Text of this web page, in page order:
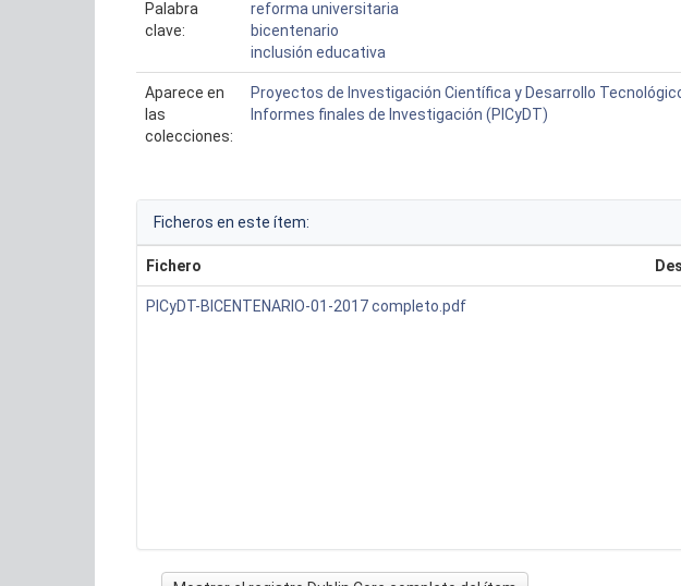
Palabra
clave:
reforma universitaria
bicentenario
inclusión educativa
Aparece en
las
colecciones:
Proyectos de Investigación Científica y Desarrollo
Informes finales de Investigación (PICyDT)
Ficheros en este ítem:
Fichero
PICyDT-BICENTENARIO-01-2017 completo.pdf